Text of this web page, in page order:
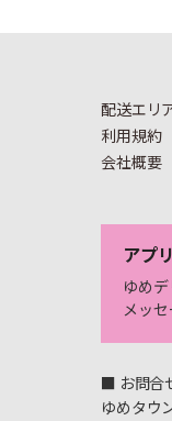
配送エリ
利用規約
会社概要
アプ
ゆめデ
メッ
■ お問合
ゆめタウ